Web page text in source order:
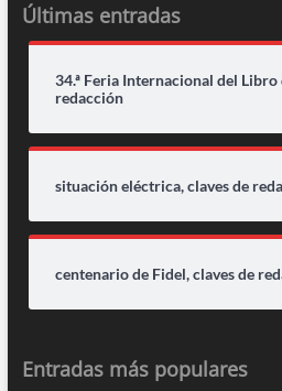
Últimas entradas
34.ª Feria Internacional del Libro
redacción
situación eléctrica, claves de
centenario de Fidel, claves de
Entradas más populares